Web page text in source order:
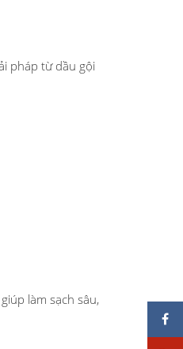
pháp từ dầu gội
làm sạch sâu,